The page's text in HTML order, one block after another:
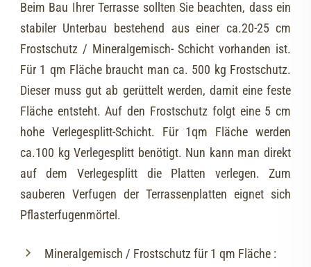
Beim Bau Ihrer Terrasse sollten Sie beachten, dass ein
stabiler Unterbau bestehend aus einer ca.20-25 cm
Frostschutz / Mineralgemisch- Schicht vorhanden ist.
Für 1 qm Fläche braucht man ca. 500 kg Frostschutz.
Dieser muss gut ab gerüttelt werden, damit eine feste
Fläche entsteht. Auf den Frostschutz folgt eine 5 cm
hohe Verlegesplitt-Schicht. Für 1qm Fläche werden
ca.100 kg Verlegesplitt benötigt. Nun kann man direkt
auf dem Verlegesplitt die Platten verlegen. Zum
sauberen Verfugen der Terrassenplatten eignet sich
Pflasterfugenmörtel.
Mineralgemisch / Frostschutz für 1 qm Fläche :